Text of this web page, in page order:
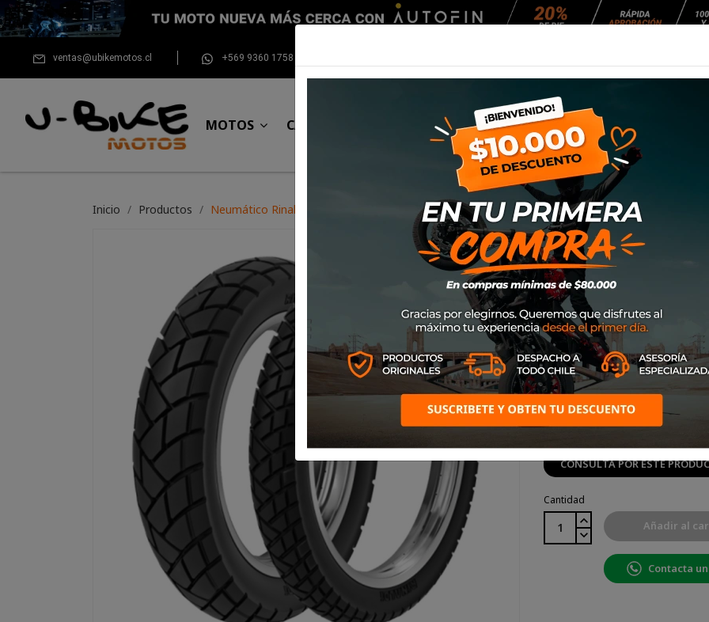
ventas@ubikemotos.cl +569 9360 1758
MOTOS CASCOS EQUIPAMIENTO NEUMÁTICOS MANTENCIÓN
Inicio Productos Neumático Rinaldi 130/80*18 (66P) R-34
Neumático
SKU30306
$94.900
Neumático Rinaldi 110/80*18
CONSULTA POR ESTE
Cantidad
Añadir al
Contacta